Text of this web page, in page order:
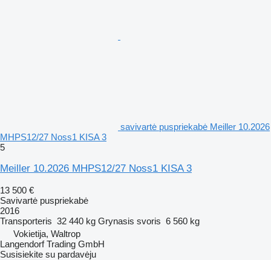
savivartė puspriekabė Meiller 10.2026
MHPS12/27 Noss1 KISA 3
5
Meiller 10.2026 MHPS12/27 Noss1 KISA 3
13 500 €
Savivartė puspriekabė
2016
Transporteris 32 440 kg Grynasis svoris 6 560 kg
Vokietija, Waltrop
Langendorf Trading GmbH
Susisiekite su pardavėju